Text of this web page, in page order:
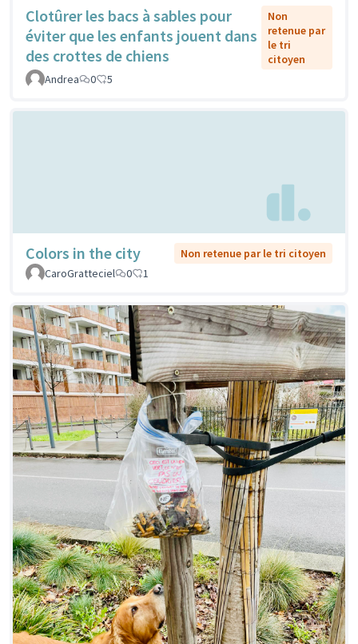
Clotûrer les bacs à sables pour
éviter que les enfants jouent dans
des crottes de chiens
Non
retenue par
le tri
citoyen
Andrea
0 5
Colors in the city
Non retenue par le tri citoyen
CaroGratteciel
0 1